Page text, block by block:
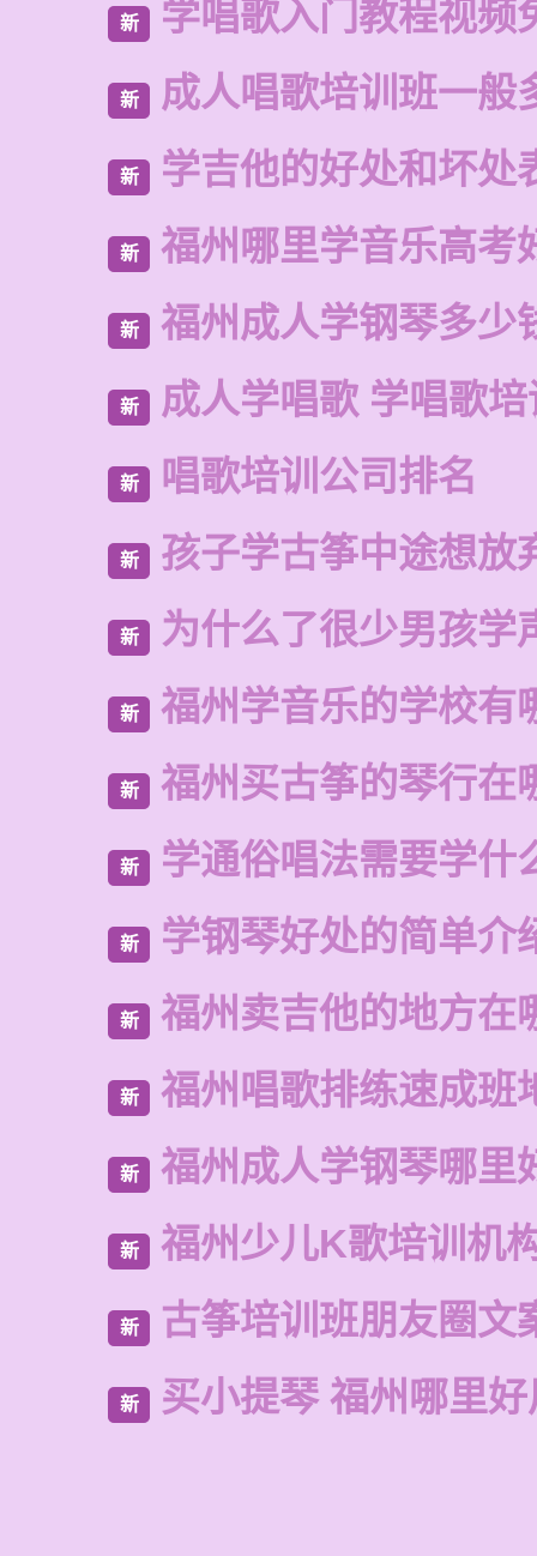
新 学唱歌入门教程视频
新 成人唱歌培训班一般
新 学吉他的好处和坏处
新 福州哪里学音乐高考
新 福州成人学钢琴多少
新 成人学唱歌 学唱歌
新 唱歌培训公司排名
新 孩子学古筝中途想放
新 为什么了很少男孩学
新 福州学音乐的学校有
新 福州买古筝的琴行在
新 学通俗唱法需要学什
新 学钢琴好处的简单介
新 福州卖吉他的地方在
新 福州唱歌排练速成班
新 福州成人学钢琴哪里
新 福州少儿K歌培训机
新 古筝培训班朋友圈文
新 买小提琴 福州哪里